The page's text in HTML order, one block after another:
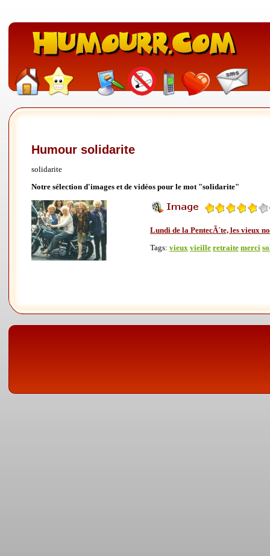
Humour solidarite
solidarite
Notre sélection d'images et de vidéos pour le mot "solidarite"
Lundi de la PentecÃ´te, les vieux
Tags: vieux vieille retraite merci